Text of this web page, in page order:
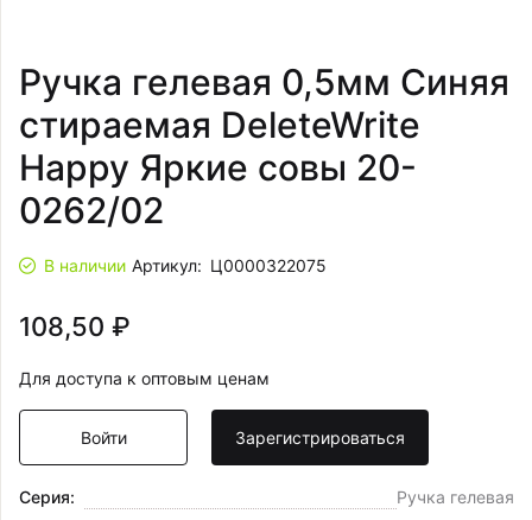
Ручка гелевая 0,5мм Синяя
стираемая DeleteWrite
Happy Яркие совы 20-
0262/02
В наличии Артикул: Ц0000322075
108,50 ₽
Для доступа к оптовым ценам
Войти Зарегистрироваться
Серия:
Ручка гелевая